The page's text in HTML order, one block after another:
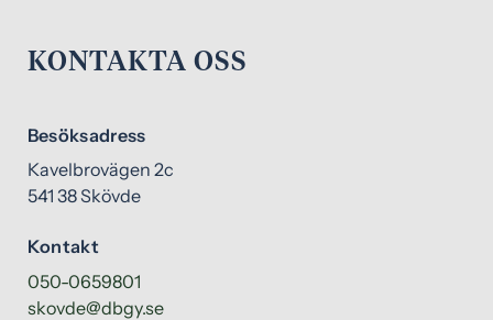
KONTAKTA OSS
Besöksadress
Kavelbrovägen 2c
541 38 Skövde
Kontakt
050-0659801
skovde@dbgy.se